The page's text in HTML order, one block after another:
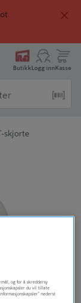
ButikkLogg innKasse
skjorte
og for å skreddersy
du vil tillate
nederst